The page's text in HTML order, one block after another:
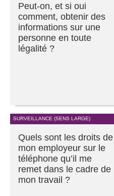
Peut-on, et si oui
comment, obtenir des
informations sur une
personne en toute
légalité ?
SURVEILLANCE (SENS LARGE)
Quels sont les droits de
mon employeur sur le
téléphone qu’il me
remet dans le cadre de
mon travail ?